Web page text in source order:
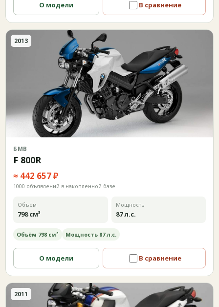
О модели В сравнение
2013
БМВ
F 800R
≈ 442 657 ₽
1000 объявлений в накопленной базе
Объём
798 см³
Мощность
87 л.с.
Объём 798 см³ Мощность 87 л.с.
О модели В сравнение
2011